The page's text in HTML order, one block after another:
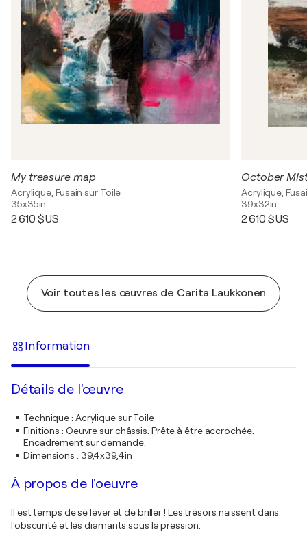
My treasure map
Acrylique, Fusain sur Toile
35x35in
2 610 $US
October
Acrylique,
39x32in
2 610 $US
Voir toutes les œuvres de Carita Laukkonen
Information
Détails de l'œuvre
Technique: Acrylique sur Toile
Finitions : Oeuvre sur châssis. Prête à être accrochée.
Encadrement sur demande.
Dimensions : 39,4x39,4in
À propos de l'oeuvre
Il est temps de se lever et de briller ! Les trésors naissent dans
l'obscurité et les diamants sous la pression.